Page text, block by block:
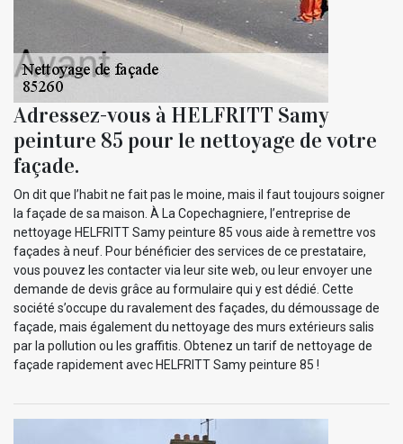
Adressez-vous à HELFRITT Samy
peinture 85 pour le nettoyage de votre
façade.
On dit que l’habit ne fait pas le moine, mais il faut toujours soigner
la façade de sa maison. À La Copechagniere, l’entreprise de
nettoyage HELFRITT Samy peinture 85 vous aide à remettre vos
façades à neuf. Pour bénéficier des services de ce prestataire,
vous pouvez les contacter via leur site web, ou leur envoyer une
demande de devis grâce au formulaire qui y est dédié. Cette
société s’occupe du ravalement des façades, du démoussage de
façade, mais également du nettoyage des murs extérieurs salis
par la pollution ou les graffitis. Obtenez un tarif de nettoyage de
façade rapidement avec HELFRITT Samy peinture 85 !